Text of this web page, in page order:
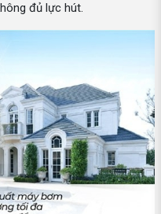
đủ lực hút.